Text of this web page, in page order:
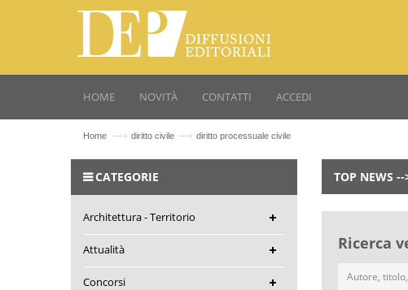
HOME NOVITÀ CONTATTI ACCEDI
Home —› diritto civile —› diritto processuale civile
TOP NEWS
Ricerca
CATEGORIE
Architettura - Territorio
Attualità
Concorsi